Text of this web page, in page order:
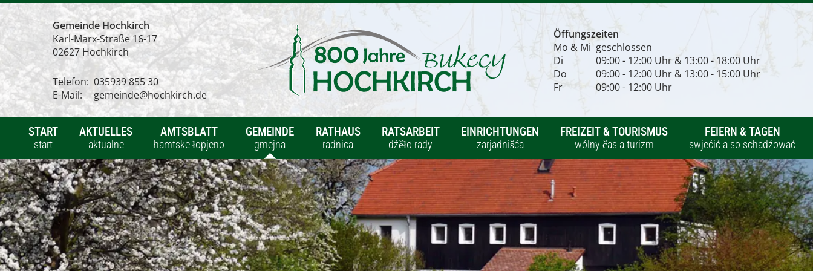
Gemeinde Hochkirch
Karl-Marx-Straße 16-17
02627 Hochkirch
Telefon: 035939 855 30
E-Mail:
gemeinde@hochkirch.de
Öffungszeiten
Mo & Mi geschlossen
Di
09:00 - 12:00 Uhr & 13:00 - 18:00 Uhr
Do
09:00 - 12:00 Uhr & 13:00 - 15:00 Uhr
Fr
09:00 - 12:00 Uhr
START
start
AKTUELLES
aktualne
Aktuelle Nachrichten
aktualne powěsće
Bekanntmachungen
wozjewjenja
Veranstaltungen
AMTSBLATT
hamtske łopjeno
GEMEINDE
gmejna
Überblick
přehlad
Straßen- & Ortsverzeichnis
zapis dróhow a wjeskow
Geschichtliches
RATHAUS
radnica
Verwaltung
zarjadnistwo
Gemeinderat
gmejnska rada
Ratsarbeit
RATSARBEIT
dźěło rady
EINRICHTUNGEN
zarjadnišća
Gesundheit
strowota
Kita & Schulen
dźěćace přebywanišća a šule
Feuerwehr
FREIZEIT & TOURISMUS
wólny čas a turizm
Veranstaltungen
zarjadowanja
towarstwa
Gastronomie & Übernachtungen
FEIERN & TAGEN
swjećić a so schadźować
Saal des Konzert- &
Ballhaus Hochkirch
žurla Baloweho a
koncertoweho domu w
Bukecach
Kultur- und